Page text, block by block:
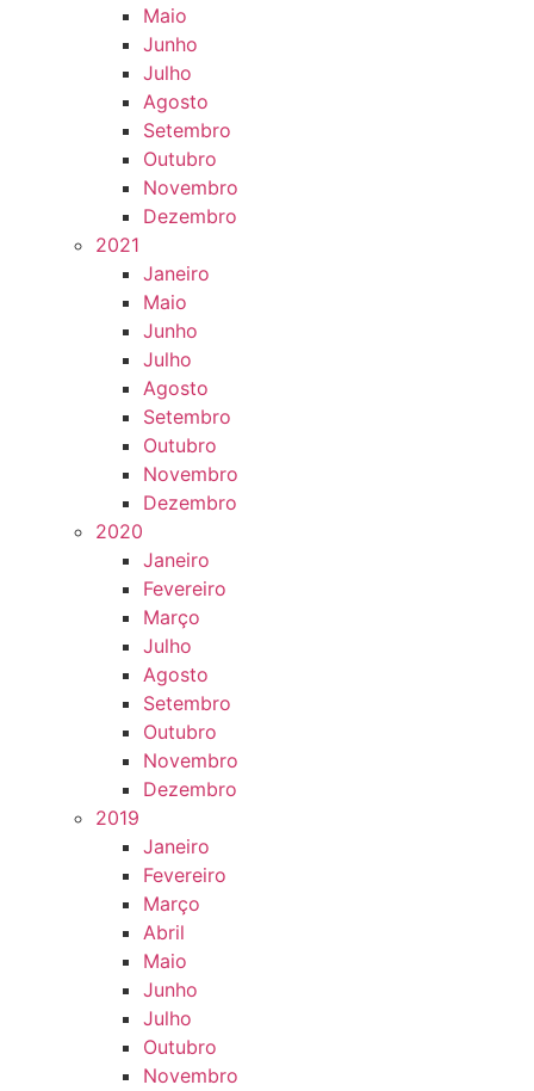
Maio
Junho
Julho
Agosto
Setembro
Outubro
Novembro
Dezembro
2021
Janeiro
Maio
Junho
Julho
Agosto
Setembro
Outubro
Novembro
Dezembro
2020
Janeiro
Fevereiro
Março
Julho
Agosto
Setembro
Outubro
Novembro
Dezembro
2019
Janeiro
Fevereiro
Março
Abril
Maio
Junho
Julho
Outubro
Novembro